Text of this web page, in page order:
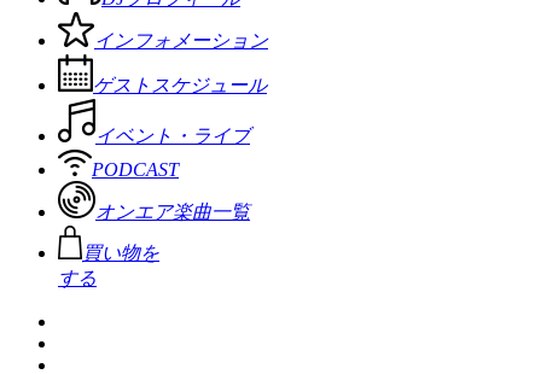
インフォメーション
ゲストスケジュール
イベント・ライブ
PODCAST
オンエア楽曲一覧
買い物を
する